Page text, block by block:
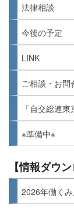
法律相談
今後の予定
LINK
ご相談・お問
「自交総連
※準備中※
【情報ダウ
2026年働く